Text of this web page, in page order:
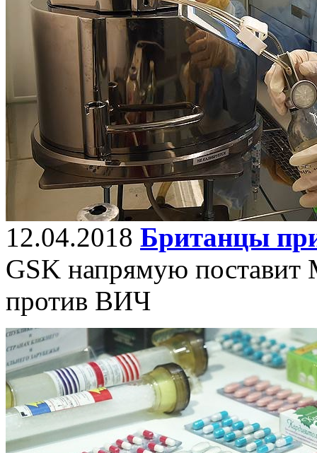
12.04.2018 Британцы
GSK напрямую
против ВИЧ